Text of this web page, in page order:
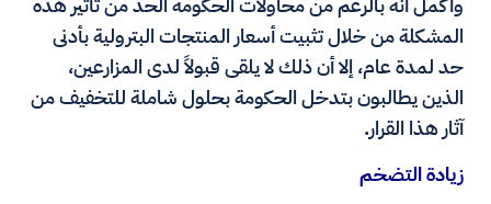
المشكلة من خلال تثبيت أسعار المنتجات البترولية بأدنى
حد لمدة عام، إلا أن ذلك لا يلقى قبولاً لدى المزارعين،
الذين يطالبون بتدخل الحكومة بحلول شاملة للتخفيف من
آثار هذا القرار.
زيادة التضخم